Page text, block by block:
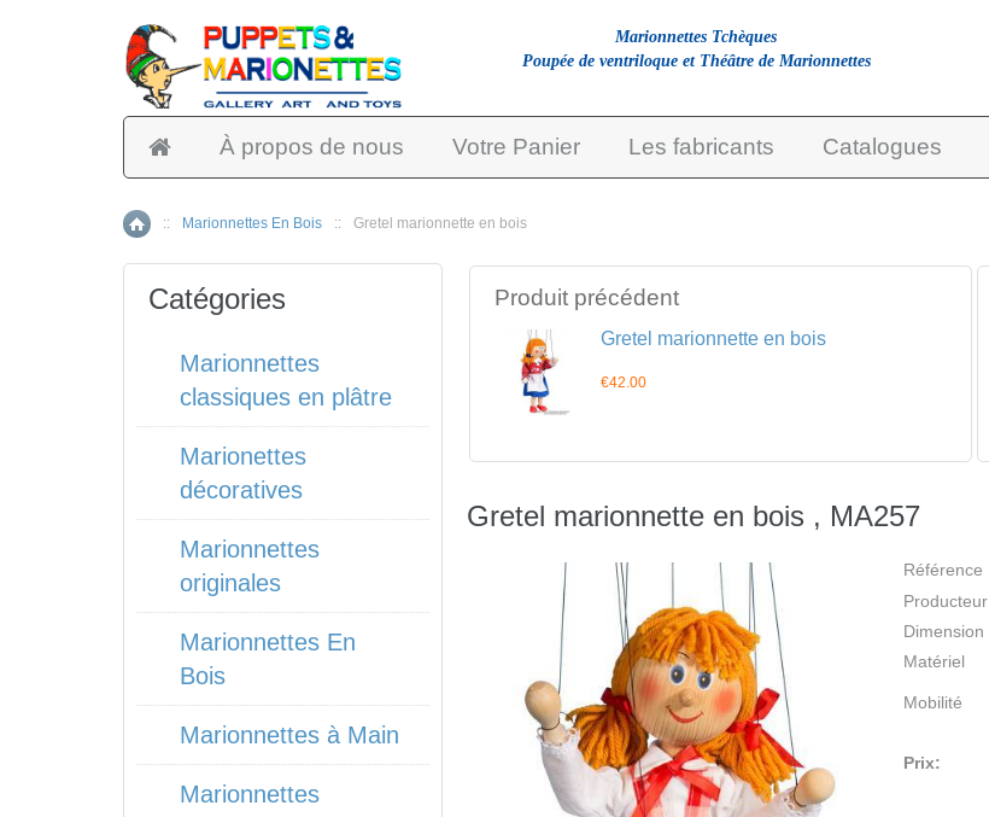
À propos de nous Votre Panier Les fabricants Catalogues
Accueil
:: Marionnettes En Bois :: Gretel marionnette en bois
Produit précédent
Gretel marionnette en bois
€42.00
Gretel marionnette en bois , MA257
Référence
Producteur
Dimension
Matériel
Mobilité
Prix:
Catégories
Marionnettes
classiques en plâtre
Marionettes
décoratives
Marionnettes
originales
Marionnettes En
Bois
Marionnettes à Main
Marionnettes
Marionnettes Tchèques
Poupée de ventriloque et Théâtre de Marionnettes